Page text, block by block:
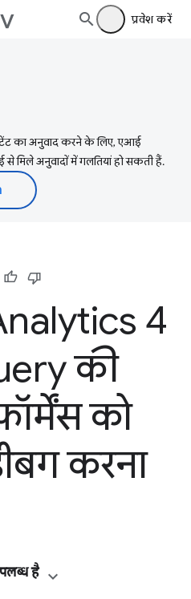
प्रवेश करें
का अनुवाद करने के लिए, एआई
मिले अनुवादों में गलतियां हो सकती हैं.
4
की
को
करना
है